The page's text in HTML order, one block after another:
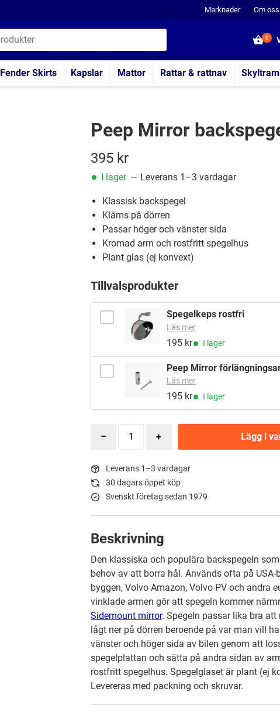
Marknader Om oss
0
Fender Skirts Kapslar Mattor Rattar & rattnav
Peep Mirror
395 kr
I lager — Leverans 1–3 vardagar
Klassisk backspegel
Kläms på dörren
Passar höger och vänster sida
Kromad arm och rostfritt spegelhus
Plant glas (ej konvext)
Tillvalsprodukter
Spegelkeps rostfri
Läs mer
195 kr I lager
Peep Mirror
Läs mer
195 kr I lager
Lägg i
Leverans 1–3 vardagar
30 dagars öppet köp
Svenskt företag sedan 1979
Beskrivning
Den klassiska och populära backspegeln
behov av att borra hål. Används ofta på USA-
byggen, Volvo Amazon, Volvo PV och andra
vinklade armen gör att spegeln kommer
Sidemount mirror. Spegeln passar lika bra
lågt ner på dörren beroende på var man vill
vänster och höger sida av bilen genom att
spegelplattan och sätta på andra sidan av
rostfritt spegelhus. Spegelglaset är plant (ej
Levereras med packning och skruvar.